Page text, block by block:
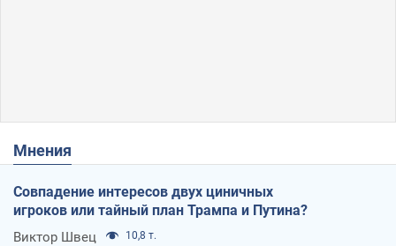
Мнения
Совпадение интересов двух циничных
игроков или тайный план Трампа и Путина?
Виктор Швец 10,8 т.